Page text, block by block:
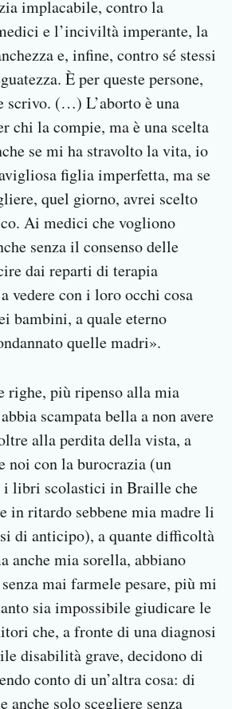
implacabile, contro la
e l’inciviltà imperante, la
e, infine, contro sé stessi
È per queste persone,
scrivo. (…) L’aborto è una
chi la compie, ma è una scelta
se mi ha stravolto la vita, io
figlia imperfetta, ma se
quel giorno, avrei scelto
Ai medici che vogliono
senza il consenso delle
dai reparti di terapia
vedere con i loro occhi cosa
bambini, a quale eterno
quelle madri».
righe, più ripenso alla mia
scampata bella a non avere
alla perdita della vista, a
noi con la burocrazia (un
libri scolastici in Braille che
in ritardo sebbene mia madre li
di anticipo), a quante difficoltà
anche mia sorella, abbiano
mai farmele pesare, più mi
sia impossibile giudicare le
che, a fronte di una diagnosi
disabilità grave, decidono di
conto di un’altra cosa: di
anche solo scegliere senza